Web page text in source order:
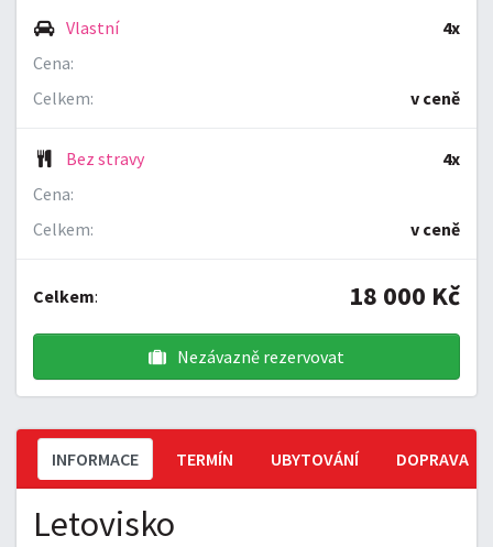
4x
Vlastní
Cena:
Celkem:
v ceně
4x
Bez stravy
Cena:
Celkem:
v ceně
Celkem: 18 000 Kč
Nezávazně rezervovat
INFORMACE TERMÍN UBYTOVÁNÍ DOPRAVA
Letovisko